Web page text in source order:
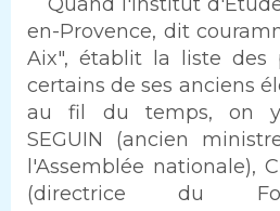
en-Provence, dit
Aix", établit la liste des
certains de ses anciens
au fil du temps, on y
SEGUIN (ancien
l'Assemblée nationale),
(directrice du